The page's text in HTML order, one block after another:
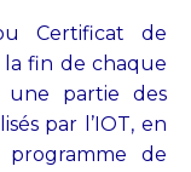
Certificat de
fin de chaque
une partie des
par l’IOT, en
de